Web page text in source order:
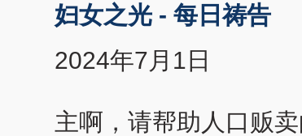
妇女之光 - 每日祷告
2024年7月1日
主啊，请帮助人口贩